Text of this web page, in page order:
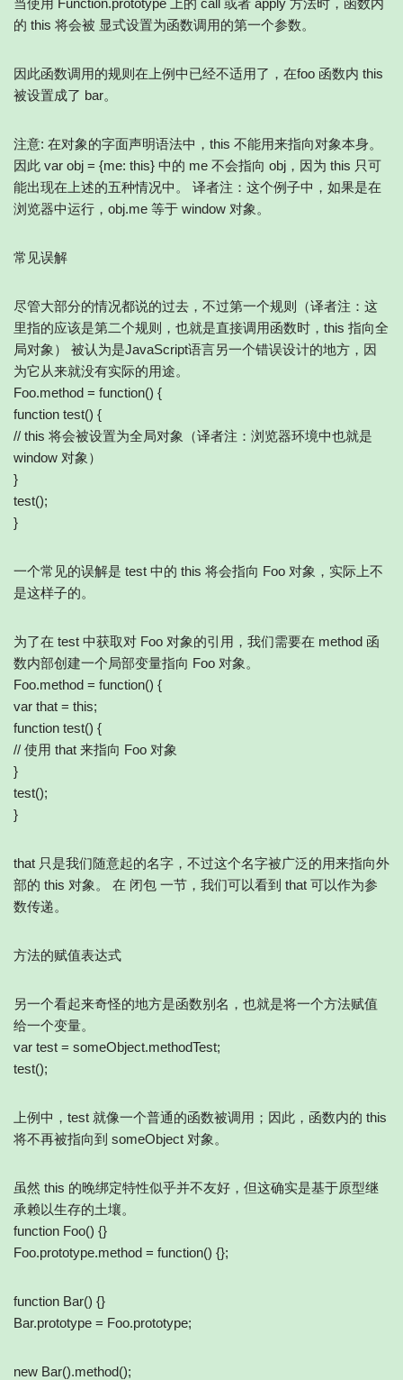
当使用 Function.prototype 上的 call 或者 apply 方法时，函数内
的 this 将会被 显式设置为函数调用的第一个参数。
因此函数调用的规则在上例中已经不适用了，在foo 函数内 this
被设置成了 bar。
注意: 在对象的字面声明语法中，this 不能用来指向对象本身。
因此 var obj = {me: this} 中的 me 不会指向 obj，因为 this 只可
能出现在上述的五种情况中。 译者注：这个例子中，如果是在
浏览器中运行，obj.me 等于 window 对象。
常见误解
尽管大部分的情况都说的过去，不过第一个规则（译者注：这
里指的应该是第二个规则，也就是直接调用函数时，this 指向全
局对象） 被认为是JavaScript语言另一个错误设计的地方，因
为它从来就没有实际的用途。
Foo.method = function() {
function test() {
// this 将会被设置为全局对象（译者注：浏览器环境中也就是
window 对象）
}
test();
}
一个常见的误解是 test 中的 this 将会指向 Foo 对象，实际上不
是这样子的。
为了在 test 中获取对 Foo 对象的引用，我们需要在 method 函
数内部创建一个局部变量指向 Foo 对象。
Foo.method = function() {
var that = this;
function test() {
// 使用 that 来指向 Foo 对象
}
test();
}
that 只是我们随意起的名字，不过这个名字被广泛的用来指向外
部的 this 对象。 在 闭包 一节，我们可以看到 that 可以作为参
数传递。
方法的赋值表达式
另一个看起来奇怪的地方是函数别名，也就是将一个方法赋值
给一个变量。
var test = someObject.methodTest;
test();
上例中，test 就像一个普通的函数被调用；因此，函数内的 this
将不再被指向到 someObject 对象。
虽然 this 的晚绑定特性似乎并不友好，但这确实是基于原型继
承赖以生存的土壤。
function Foo() {}
Foo.prototype.method = function() {};
function Bar() {}
Bar.prototype = Foo.prototype;
new Bar().method();